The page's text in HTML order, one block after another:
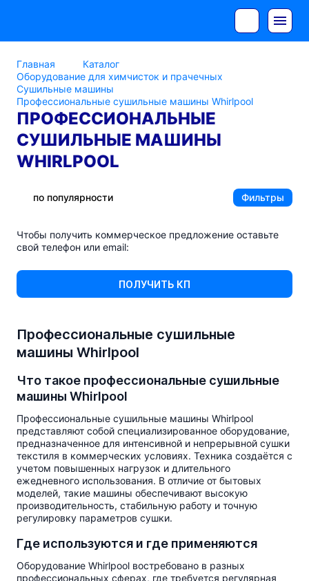
Главная
Каталог
Оборудование для химчисток и прачечных
Сушильные машины
Профессиональные сушильные машины Whirlpool
ПРОФЕССИОНАЛЬНЫЕ
СУШИЛЬНЫЕ МАШИНЫ
WHIRLPOOL
по популярности Фильтры
Чтобы получить коммерческое предложение оставьте
свой телефон или email:
ПОЛУЧИТЬ КП
Профессиональные сушильные
машины Whirlpool
Что такое профессиональные сушильные
машины Whirlpool
Профессиональные сушильные машины Whirlpool
представляют собой специализированное оборудование,
предназначенное для интенсивной и непрерывной сушки
текстиля в коммерческих условиях. Техника создаётся с
учетом повышенных нагрузок и длительного
ежедневного использования. В отличие от бытовых
моделей, такие машины обеспечивают высокую
производительность, стабильную работу и точную
регулировку параметров сушки.
Где используются и где применяются
Оборудование Whirlpool востребовано в разных
профессиональных сферах, где требуется регулярная